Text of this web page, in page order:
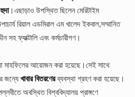
।এছাড়াও উপস্থিত ছিলেন মেরিটাইম
রিয়াল এডমিরাল এম খালেদ ইকবাল,সম্মানিত
ফ্যাক্টালি এবং কর্মচারীগণ।
মাহফিলের আয়োজন করা হয়েছে।সেই সাথে
জন্যে খাবার বিতরণেরব্যবস্থা গ্রহণ করা হয়েছে।
অবস্থিত বিশ্ববিদ্যালয় প্রাঙ্গণে